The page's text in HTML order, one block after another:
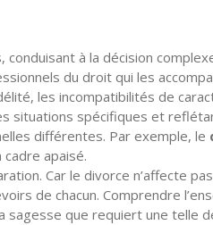
à la décision
du droit qui les
les incompatibilités de
situations spécifiques et
différentes. Par exemple, le
apaisé.
Car le divorce n’affecte
de chacun. Comprendre
que requiert une telle